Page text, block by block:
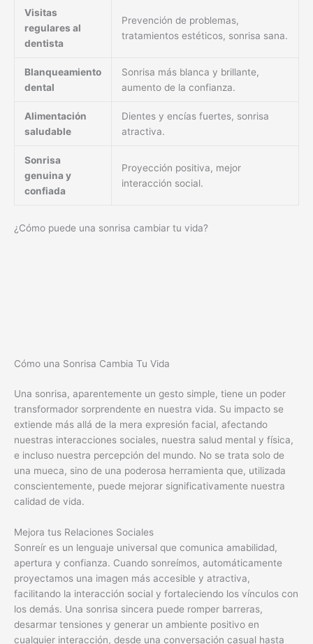
Visitas
regulares al
dentista
Prevención de problemas,
tratamientos estéticos, sonrisa sana.
Blanqueamiento
dental
Sonrisa más blanca y brillante,
aumento de la confianza.
Alimentación
saludable
Dientes y encías fuertes, sonrisa
atractiva.
Sonrisa
genuina y
confiada
Proyección positiva, mejor
interacción social.
¿Cómo puede una sonrisa cambiar tu vida?
Cómo una Sonrisa Cambia Tu Vida
Una sonrisa, aparentemente un gesto simple, tiene un poder
transformador sorprendente en nuestra vida. Su impacto se
extiende más allá de la mera expresión facial, afectando
nuestras interacciones sociales, nuestra salud mental y física,
e incluso nuestra percepción del mundo. No se trata solo de
una mueca, sino de una poderosa herramienta que, utilizada
conscientemente, puede mejorar significativamente nuestra
calidad de vida.
Mejora tus Relaciones Sociales
Sonreír es un lenguaje universal que comunica amabilidad,
apertura y confianza. Cuando sonreímos, automáticamente
proyectamos una imagen más accesible y atractiva,
facilitando la interacción social y fortaleciendo los vínculos con
los demás. Una sonrisa sincera puede romper barreras,
desarmar tensiones y generar un ambiente positivo en
cualquier interacción, desde una conversación casual hasta